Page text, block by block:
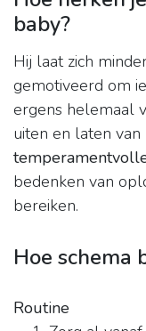
baby?
Hij laat zich
gemotiveerd om
ergens helemaal
uiten en laten van
bedenken van
bereiken.
Hoe schema
Routine